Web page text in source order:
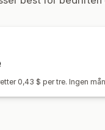
0,43 $ per tre. Ingen